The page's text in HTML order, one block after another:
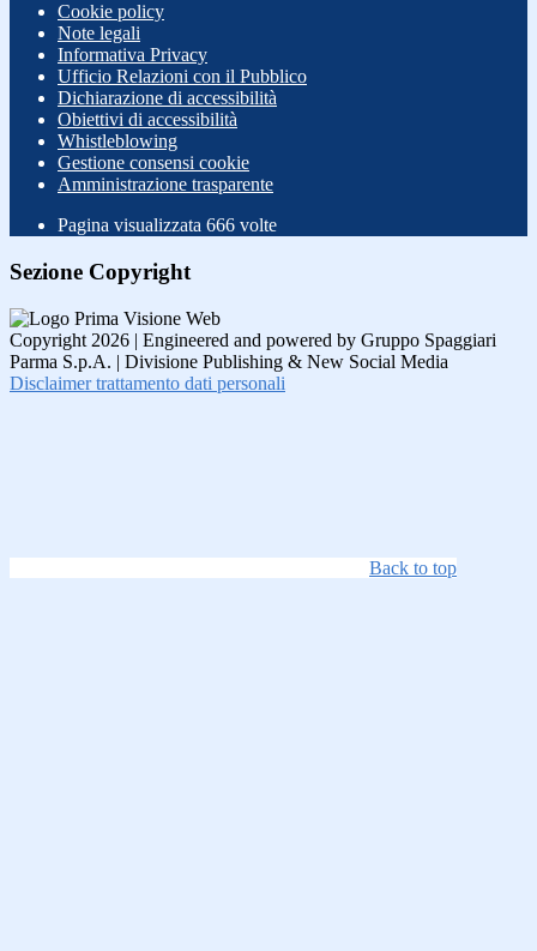
Cookie policy
Note legali
Informativa Privacy
Ufficio Relazioni con il Pubblico
Dichiarazione di accessibilità
Obiettivi di accessibilità
Whistleblowing
Gestione consensi cookie
Amministrazione trasparente
Pagina visualizzata 666 volte
Sezione Copyright
Copyright 2026 | Engineered and powered by Gruppo Spaggiari
Parma S.p.A. | Divisione Publishing & New Social Media
Disclaimer trattamento dati personali
Back to top